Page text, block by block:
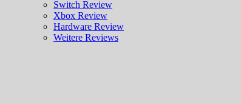
Switch Review
Xbox Review
Hardware Review
Weitere Reviews